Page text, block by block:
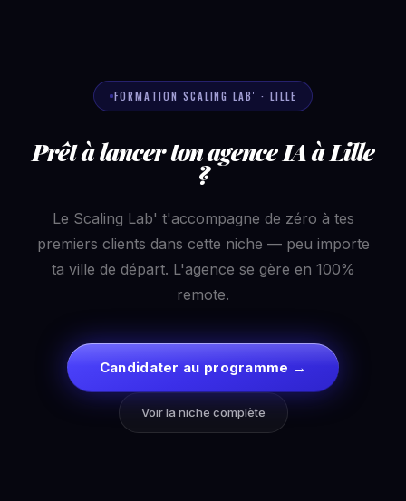
FORMATION SCALING LAB' · LILLE
Prêt à lancer ton agence IA à Lille
?
Le Scaling Lab' t'accompagne de zéro à tes
premiers clients dans cette niche — peu importe
ta ville de départ. L'agence se gère en 100%
remote.
Candidater au programme →
Voir la niche complète